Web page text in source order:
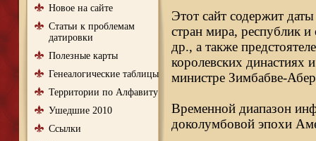
Новое на сайте
Статьи к проблемам
датировки
Полезные карты
Генеалогические таблицы
Территории по Алфавиту
Ушедшие 2010
Ссылки
Этот сайт содержит
стран мира, республик и
др., а также
королевских династиях
министре Зимбабве-
Временной диапазон
доколумбовой эпохи